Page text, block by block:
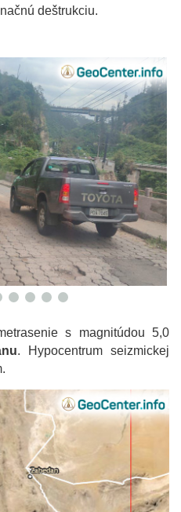
deštrukciu.
s magnitúdou 5,0
. Hypocentrum seizmickej